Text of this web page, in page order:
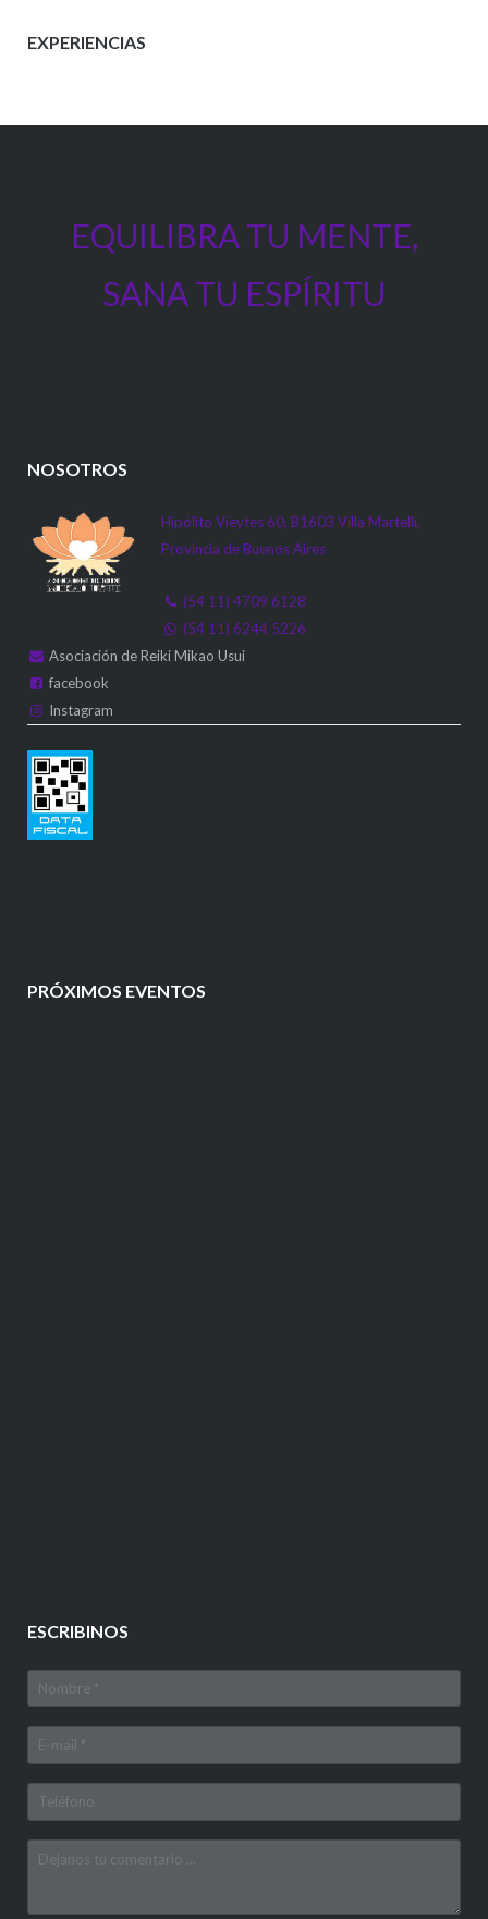
EXPERIENCIAS
EQUILIBRA TU MENTE,
SANA TU ESPÍRITU
NOSOTROS
Hipólito Vieytes 60, B1603 Villa Martelli,
Provincia de Buenos Aires
(54 11) 4709 6128
(54 11) 6244 5226
Asociación de Reiki Mikao Usui
facebook
Instagram
PRÓXIMOS EVENTOS
ESCRIBINOS